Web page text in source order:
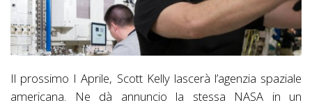
Il prossimo I Aprile, Scott Kelly lascerà l’agenzia spaziale
americana. Ne dà annuncio la stessa NASA in un